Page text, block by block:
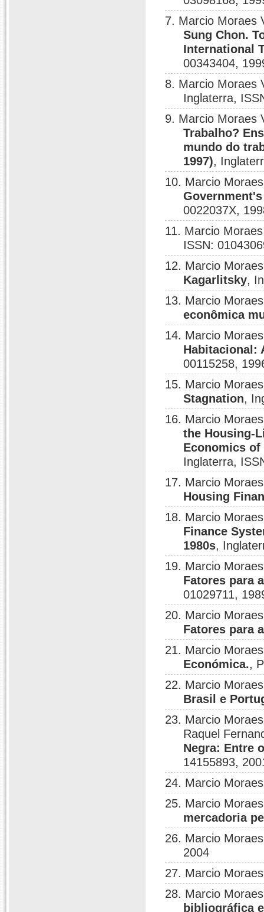
7. Marcio Moraes
Sung Chon.
International
00343404,
8. Marcio Moraes
Inglaterra,
9. Marcio Moraes
Trabalho?
mundo do
1997),
10. Marcio
0022037X,
11. Marcio
ISSN:
12. Marcio
Kagarlitsky,
13. Marcio
econômica
14. Marcio
Habitacional:
00115258,
15. Marcio
Stagnation,
16. Marcio
the Housing-
Economics
Inglaterra,
17. Marcio
Housing
18. Marcio
Finance
1980s,
19. Marcio
Fatores para
01029711,
20. Marcio
Fatores para
21. Marcio
Económica.,
22. Marcio
Brasil e
23. Marcio
Raquel
Negra: Entre
14155893,
24. Marcio
25. Marcio
mercadoria
26. Marcio
2004
27. Marcio
28. Marcio
bibliográfica